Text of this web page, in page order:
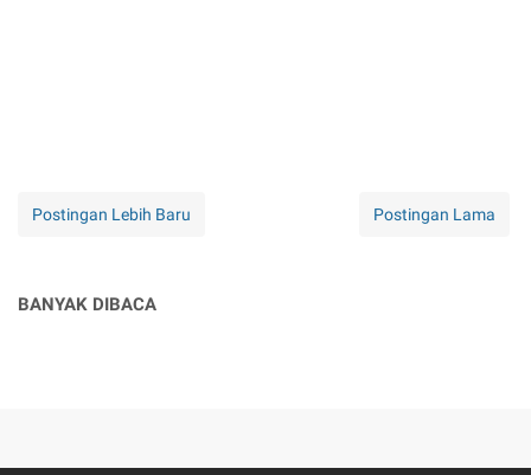
Postingan Lebih Baru Postingan Lama
BANYAK DIBACA